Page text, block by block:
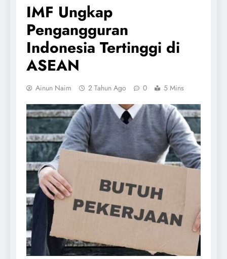
IMF Ungkap
Pengangguran
Indonesia Tertinggi di
ASEAN
Ainun Naim 2 Tahun Ago 0 5 Mins